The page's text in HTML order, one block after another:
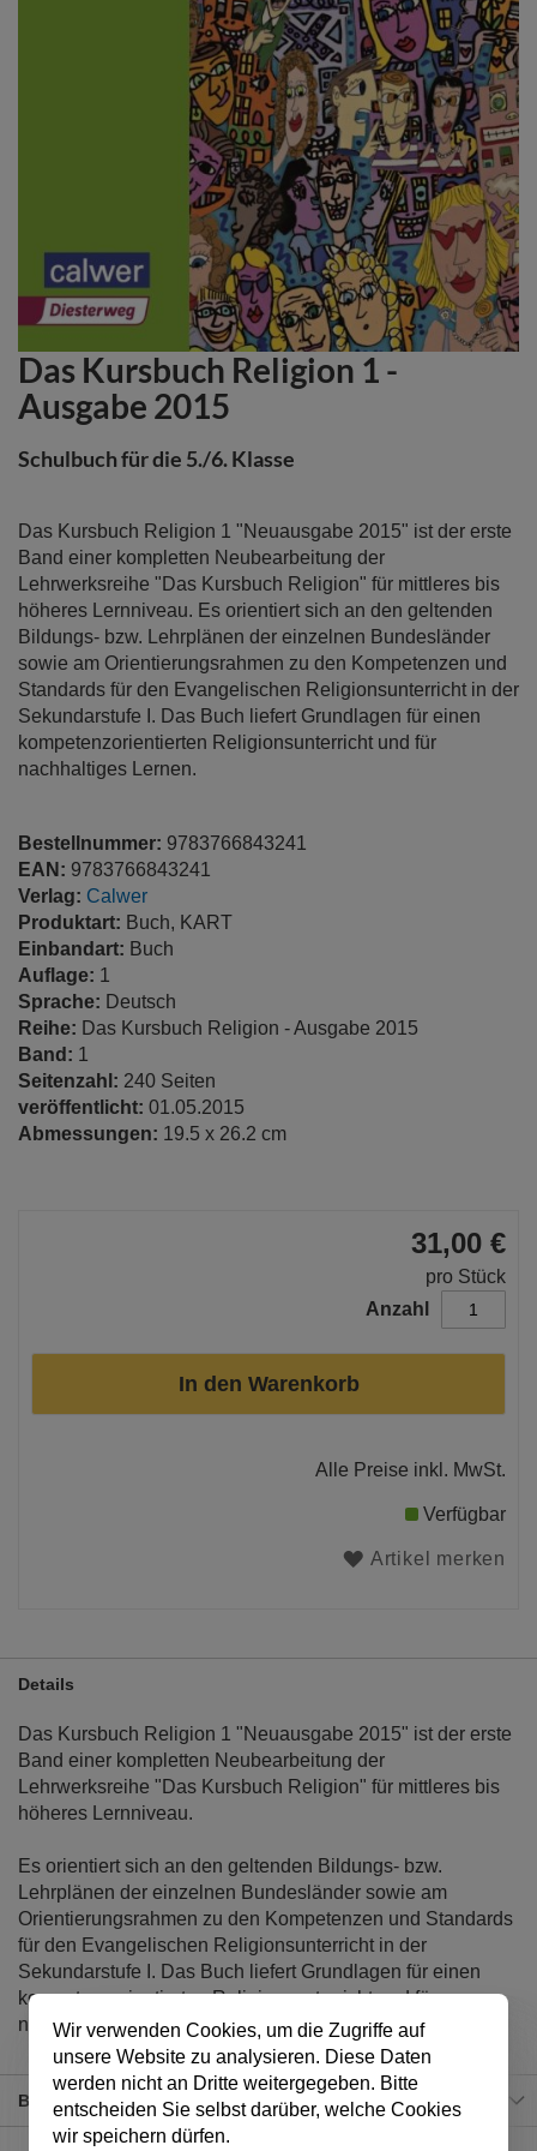
Das Kursbuch Religion 1 -
Ausgabe 2015
Schulbuch für die 5./6. Klasse
Das Kursbuch Religion 1 "Neuausgabe 2015" ist der erste
Band einer kompletten Neubearbeitung der
Lehrwerksreihe "Das Kursbuch Religion" für mittleres bis
höheres Lernniveau. Es orientiert sich an den geltenden
Bildungs- bzw. Lehrplänen der einzelnen Bundesländer
sowie am Orientierungsrahmen zu den Kompetenzen und
Standards für den Evangelischen Religionsunterricht in der
Sekundarstufe I. Das Buch liefert Grundlagen für einen
kompetenzorientierten Religionsunterricht und für
nachhaltiges Lernen.
Bestellnummer: 9783766843241
EAN: 9783766843241
Verlag: Calwer
Produktart: Buch, KART
Einbandart: Buch
Auflage: 1
Sprache: Deutsch
Reihe: Das Kursbuch Religion - Ausgabe 2015
Band: 1
Seitenzahl: 240 Seiten
veröffentlicht: 01.05.2015
Abmessungen: 19.5 x 26.2 cm
Zum
Anfang
der
springen
31,00 €
pro Stück
Anzahl
In den Warenkorb
Alle Preise inkl. MwSt.
Verfügbar
Artikel merken
Details
Das Kursbuch Religion 1 "Neuausgabe 2015" ist der erste
Band einer kompletten Neubearbeitung der
Lehrwerksreihe "Das Kursbuch Religion" für mittleres bis
höheres Lernniveau.
Es orientiert sich an den geltenden Bildungs- bzw.
Lehrplänen der einzelnen Bundesländer sowie am
Orientierungsrahmen zu den Kompetenzen und Standards
für den Evangelischen Religionsunterricht in der
Sekundarstufe I. Das Buch liefert Grundlagen für einen
kompetenzorientierten Religionsunterricht und für
nachhaltiges Lernen.
Bewertungen
Wir verwenden Cookies, um die Zugriffe auf
unsere Website zu analysieren. Diese Daten
werden nicht an Dritte weitergegeben. Bitte
entscheiden Sie selbst darüber, welche Cookies
wir speichern dürfen.